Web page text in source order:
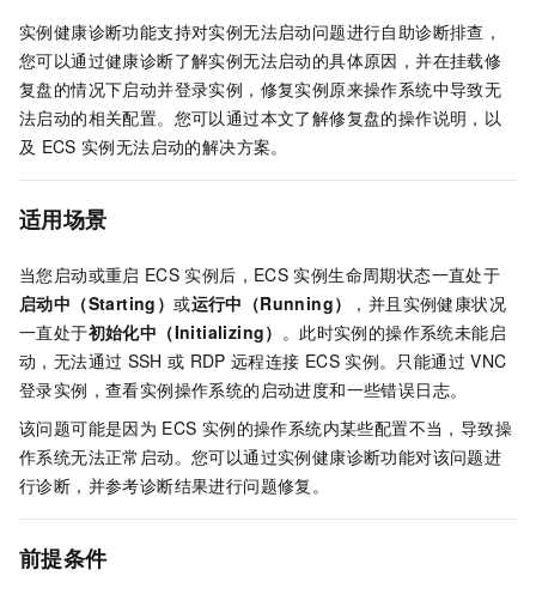
实例健康诊断功能支持对实例无法启动问题进行自助诊断排查，
您可以通过健康诊断了解实例无法启动的具体原因，并在挂载修
复盘的情况下启动并登录实例，修复实例原来操作系统中导致无
法启动的相关配置。您可以通过本文了解修复盘的操作说明，以
及 ECS 实例无法启动的解决方案。
适用场景
当您启动或重启 ECS 实例后，ECS 实例生命周期状态一直处于
启动中（Starting）或运行中（Running）
，并且实例健康状况
一直处于初始化中（Initializing） 。此时实例的操作系统未能启
动，无法通过 SSH 或 RDP 远程连接 ECS 实例。只能通过 VNC
登录实例，查看实例操作系统的启动进度和一些错误日志。
该问题可能是因为 ECS 实例的操作系统内某些配置不当，导致操
作系统无法正常启动。您可以通过实例健康诊断功能对该问题进
行诊断，并参考诊断结果进行问题修复。
前提条件